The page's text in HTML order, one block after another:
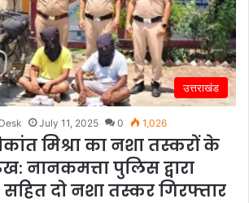
उत्तराखंड
July 11, 2025 0 1,026
मिश्रा का नशा तस्करों के
नानकमत्ता पुलिस द्वारा
दो नशा तस्कर गिरफ्तार